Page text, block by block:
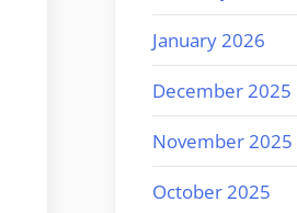
January 2026
December 2025
November 2025
October 2025